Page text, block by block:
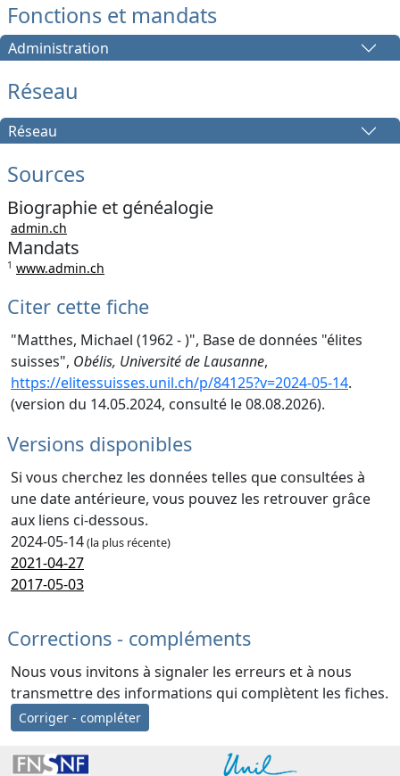
Fonctions et mandats
Administration
Réseau
Réseau
Sources
Biographie et généalogie
admin.ch
Mandats
1 www.admin.ch
Citer cette fiche
"Matthes, Michael (1962 - )", Base de données "élites
suisses", Obélis, Université de Lausanne,
https://elitessuisses.unil.ch/p/84125?v=2024-05-14.
(version du 14.05.2024, consulté le 08.08.2026).
Versions disponibles
Si vous cherchez les données telles que consultées à
une date antérieure, vous pouvez les retrouver grâce
aux liens ci-dessous.
2024-05-14(la plus récente)
2021-04-27
2017-05-03
Corrections - compléments
Nous vous invitons à signaler les erreurs et à nous
transmettre des informations qui complètent les fiches.
Corriger - compléter